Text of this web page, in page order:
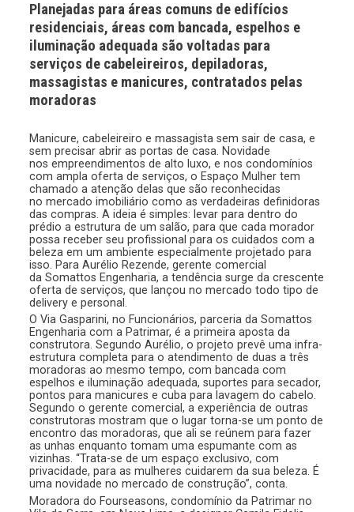
Planejadas para áreas comuns de edifícios
residenciais, áreas com bancada, espelhos e
iluminação adequada são voltadas para
serviços de cabeleireiros, depiladoras,
massagistas e manicures, contratados pelas
moradoras
Manicure, cabeleireiro e massagista sem sair de casa, e
sem precisar abrir as portas de casa. Novidade
nos empreendimentos de alto luxo, e nos condomínios
com ampla oferta de serviços, o Espaço Mulher tem
chamado a atenção delas que são reconhecidas
no mercado imobiliário como as verdadeiras definidoras
das compras. A ideia é simples: levar para dentro do
prédio a estrutura de um salão, para que cada morador
possa receber seu profissional para os cuidados com a
beleza em um ambiente especialmente projetado para
isso. Para Aurélio Rezende, gerente comercial
da Somattos Engenharia, a tendência surge da crescente
oferta de serviços, que lançou no mercado todo tipo de
delivery e personal.
O Via Gasparini, no Funcionários, parceria da Somattos
Engenharia com a Patrimar, é a primeira aposta da
construtora. Segundo Aurélio, o projeto prevê uma infra-
estrutura completa para o atendimento de duas a três
moradoras ao mesmo tempo, com bancada com
espelhos e iluminação adequada, suportes para secador,
pontos para manicures e cuba para lavagem do cabelo.
Segundo o gerente comercial, a experiência de outras
construtoras mostram que o lugar torna-se um ponto de
encontro das moradoras, que ali se reúnem para fazer
as unhas enquanto tomam uma espumante com as
vizinhas. “Trata-se de um espaço exclusivo, com
privacidade, para as mulheres cuidarem da sua beleza. É
uma novidade no mercado de construção”, conta.
Moradora do Fourseasons, condomínio da Patrimar no